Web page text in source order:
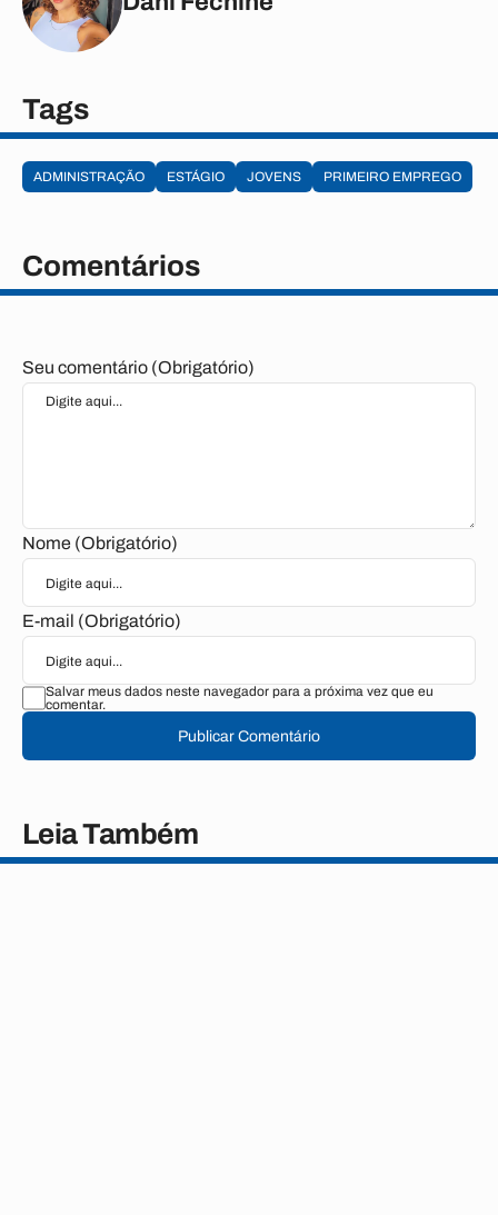
Tags
ADMINISTRAÇÃO ESTÁGIO JOVENS PRIMEIRO EMPREGO
Comentários
Seu comentário (Obrigatório)
Nome (Obrigatório)
E-mail (Obrigatório)
Salvar meus dados neste navegador para a próxima vez que eu
comentar.
Publicar Comentário
Leia Também